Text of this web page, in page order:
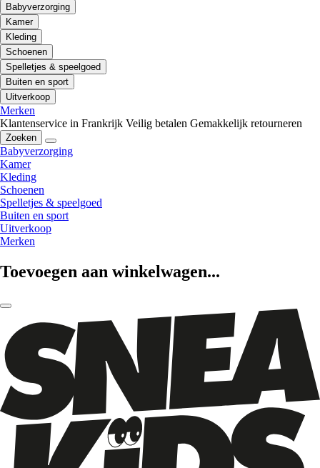
Babyverzorging
Kamer
Kleding
Schoenen
Spelletjes & speelgoed
Buiten en sport
Uitverkoop
Merken
Klantenservice in Frankrijk Veilig betalen Gemakkelijk retourneren
Zoeken
Babyverzorging
Kamer
Kleding
Schoenen
Spelletjes & speelgoed
Buiten en sport
Uitverkoop
Merken
Toevoegen aan winkelwagen...